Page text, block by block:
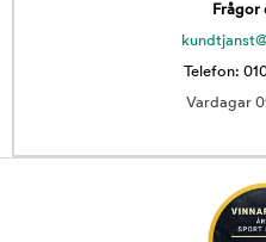
Frågor
Telefon:
Vardagar